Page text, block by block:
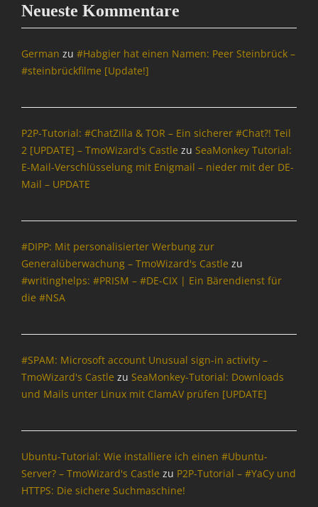
Neueste Kommentare
German zu #Habgier hat einen Namen: Peer Steinbrück –
#steinbrückfilme [Update!]
P2P-Tutorial: #ChatZilla & TOR – Ein sicherer #Chat?! Teil
2 [UPDATE] – TmoWizard's Castle zu SeaMonkey Tutorial:
E-Mail-Verschlüsselung mit Enigmail – nieder mit der DE-
Mail – UPDATE
#DIPP: Mit personalisierter Werbung zur
Generalüberwachung – TmoWizard's Castle zu
#writinghelps: #PRISM – #DE-CIX | Ein Bärendienst für
die #NSA
#SPAM: Microsoft account Unusual sign-in activity –
TmoWizard's Castle zu SeaMonkey-Tutorial: Downloads
und Mails unter Linux mit ClamAV prüfen [UPDATE]
Ubuntu-Tutorial: Wie installiere ich einen #Ubuntu-
Server? – TmoWizard's Castle zu P2P-Tutorial – #YaCy und
HTTPS: Die sichere Suchmaschine!